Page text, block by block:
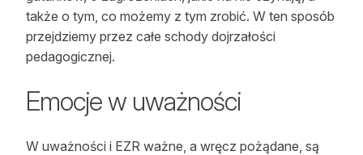
także o tym, co możemy z tym zrobić. W ten sposób
przejdziemy przez całe schody dojrzałości
pedagogicznej.
Emocje w uważności
W uważności i EZR ważne, a wręcz pożądane, są